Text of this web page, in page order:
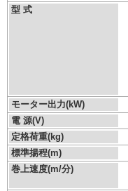
型 式
モーター出力(kW)
電 源(V)
定格荷重(kg)
標準揚程(m)
巻上速度(m/分)